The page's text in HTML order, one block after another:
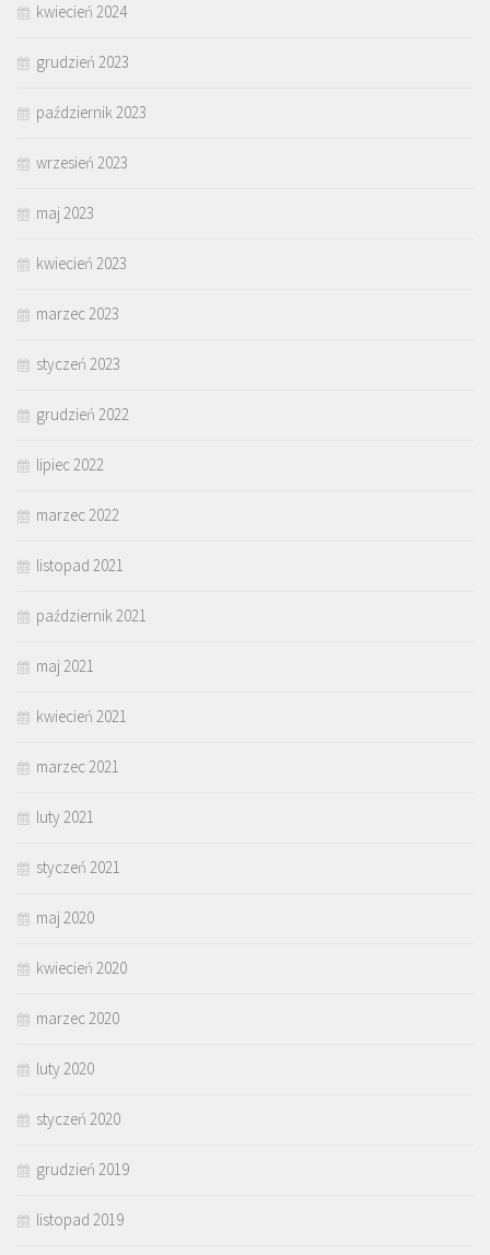
kwiecień 2024
grudzień 2023
październik 2023
wrzesień 2023
maj 2023
kwiecień 2023
marzec 2023
styczeń 2023
grudzień 2022
lipiec 2022
marzec 2022
listopad 2021
październik 2021
maj 2021
kwiecień 2021
marzec 2021
luty 2021
styczeń 2021
maj 2020
kwiecień 2020
marzec 2020
luty 2020
styczeń 2020
grudzień 2019
listopad 2019